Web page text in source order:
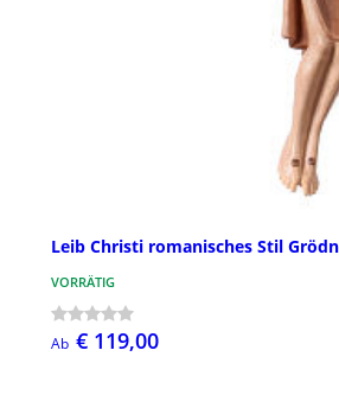
Leib Christi romanisches Stil
VORRÄTIG
Ab € 119,00